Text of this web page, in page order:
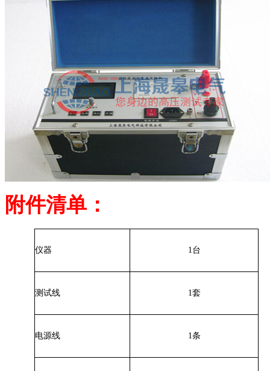
附件清单：
仪器 1台
测试线 1套
电源线 1条